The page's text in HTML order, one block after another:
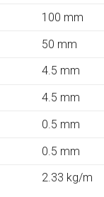
100 mm
50 mm
4.5 mm
4.5 mm
0.5 mm
0.5 mm
2.33 kg/m